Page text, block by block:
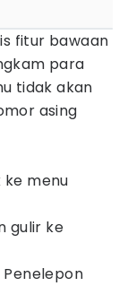
fitur bawaan
para
tidak akan
asing
ke menu
gulir ke